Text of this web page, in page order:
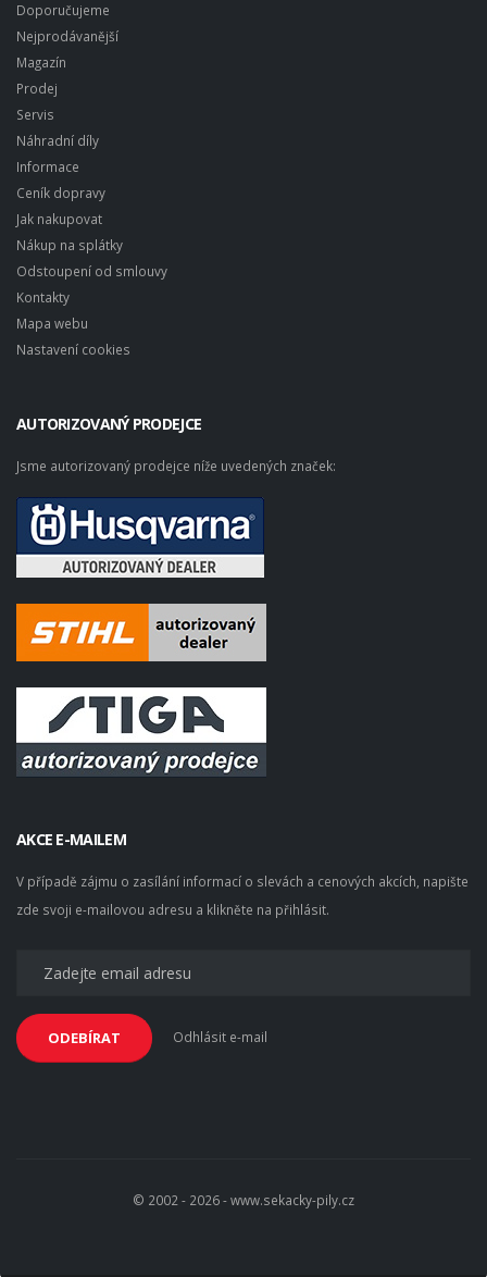
Doporučujeme
Nejprodávanější
Magazín
Prodej
Servis
Náhradní díly
Informace
Ceník dopravy
Jak nakupovat
Nákup na splátky
Odstoupení od smlouvy
Kontakty
Mapa webu
Nastavení cookies
AUTORIZOVANÝ PRODEJCE
Jsme autorizovaný prodejce níže uvedených značek:
AKCE E-MAILEM
V případě zájmu o zasílání informací o slevách a cenových akcích, napište
zde svoji e-mailovou adresu a klikněte na přihlásit.
ODEBÍRAT Odhlásit e-mail
© 2002 - 2026 - www.sekacky-pily.cz